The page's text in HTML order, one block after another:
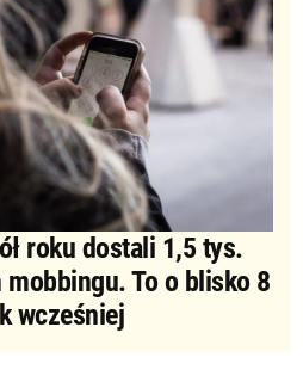
roku dostali 1,5 tys.
To o blisko 8
wcześniej